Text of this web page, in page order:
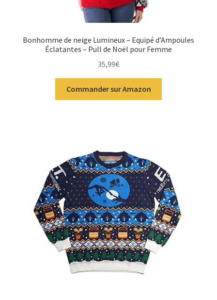
Bonhomme de neige Lumineux – Equipé d’Ampoules
Éclatantes – Pull de Noël pour Femme
35,99€
Commander sur Amazon